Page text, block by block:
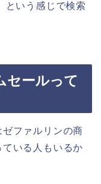
という感じで検索
セールって
ファルリンの商
いる人もいるか